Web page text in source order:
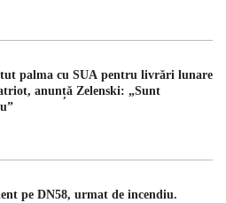
palma cu SUA pentru livrări lunare
anunță Zelenski: „Sunt
pe DN58, urmat de incendiu.